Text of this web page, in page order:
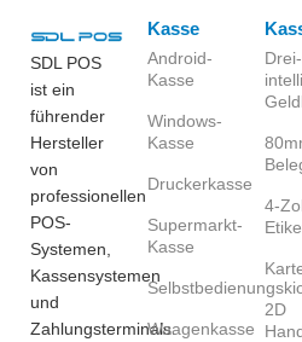
SDL POS
ist ein
führender
Hersteller
von
professionellen
POS-
Systemen,
Kassensystemen
und
Zahlungsterminals.
Kasse
Android-
Kasse
Windows-
Kasse
Druckerkasse
Supermarkt-
Kasse
Waagenkasse
4-
2D